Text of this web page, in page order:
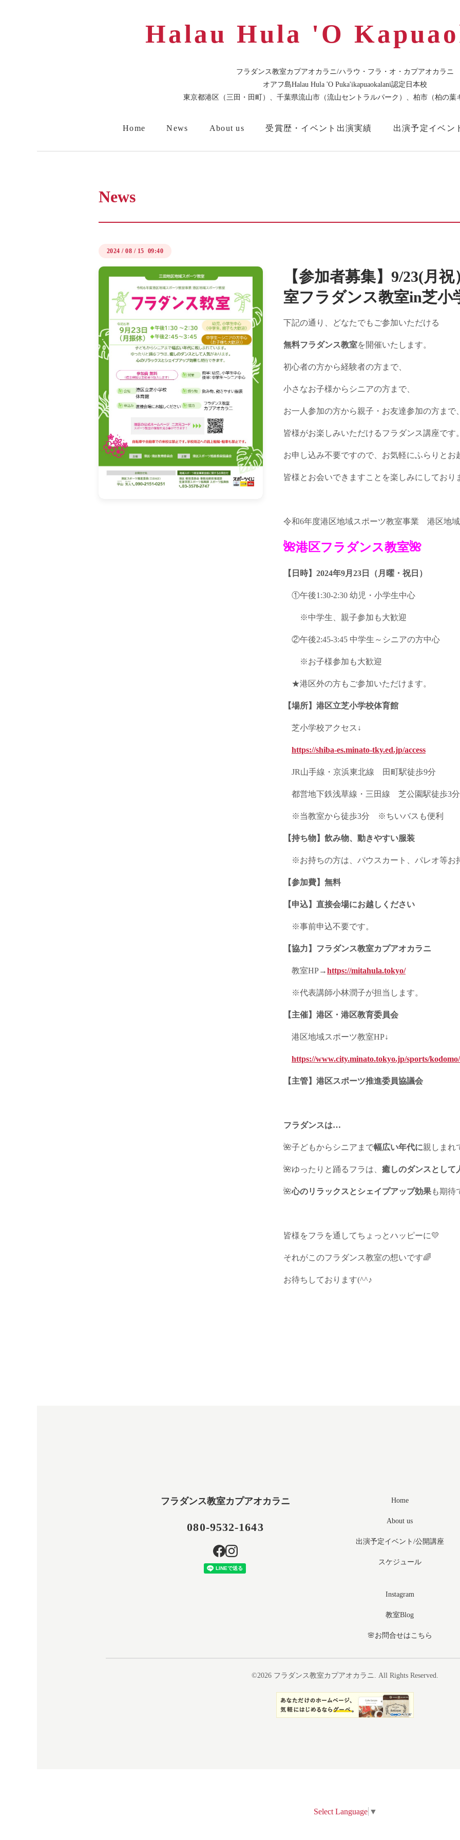
Halau Hula 'O
フラダンス教室カプアオカラニ/ハラウ・フラ・オ・カプアオカラニ
オアフ島Halau Hula 'O Puka'ikapuaokalani認定日本校
東京都港区（三田・田町）、千葉県流山市（流山セントラルパーク）、柏市（柏の葉
Home News About us 受賞歴・イベント出演実績 出演予定イベン
News
2024 /08 / 15 09:40
【参加者募集】9/23(月
室フラダンス教室in芝小
下記の通り、どなたでもご参加いただける
無料フラダンス教室を開催いたします。
初心者の方から経験者の方まで、
小さなお子様からシニアの方まで、
お一人参加の方から親子・お友達参加の方まで、
皆様がお楽しみいただけるフラダンス講座です。
お申し込み不要ですので、お気軽にふらりとお
皆様とお会いできますことを楽しみにしており
令和6年度港区地域スポーツ教室事業 港区地
🌺港区フラダンス教室🌺
【日時】2024年9月23日 （月曜・祝日）
①午後1:30-2:30 幼児・小学生中心
※中学生、親子参加も大歓迎
②午後2:45-3:45 中学生～シニアの方中心
※お子様参加も大歓迎
★港区外の方もご参加いただけます。
【場所】港区立芝小学校体育館
芝小学校アクセス↓
https://shiba-es.minato-tky.ed.jp/access
JR山手線・京浜東北線 田町駅徒歩9分
都営地下鉄浅草線・三田線 芝公園駅徒歩3分
※当教室から徒歩3分 ※ちいバスも便利
【持ち物】飲み物、動きやすい服装
※お持ちの方は、パウスカート、パレオ等お
【参加費】無料
【申込】直接会場にお越しください
※事前申込不要です。
【協力】フラダンス教室カプアオカラニ
教室HP→https://mitahula.tokyo/
※代表講師小林潤子が担当します。
【主催】港区・港区教育委員会
港区地域スポーツ教室HP↓
https://www.city.minato.tokyo.jp/sports/
【主管】港区スポーツ推進委員協議会
フラダンスは…
🌺子どもからシニアまで幅広い年代に親しまれ
🌺ゆったりと踊るフラは、 癒しのダンスとして
🌺心のリラックスとシェイプアップ効果も期待
皆様をフラを通してちょっとハッピーに💛
それがこのフラダンス教室の想いです🌈
お待ちしております(^^♪
Select Language ▼
フラダンス教室カプアオカラニ
080-9532-1643
Home
About us
出演予定イベント/公開講座
スケジュール
Instagram
教室Blog
🌸お問合せはこちら
©2026 フラダンス教室カプアオカラニ. All Rights Reserved.